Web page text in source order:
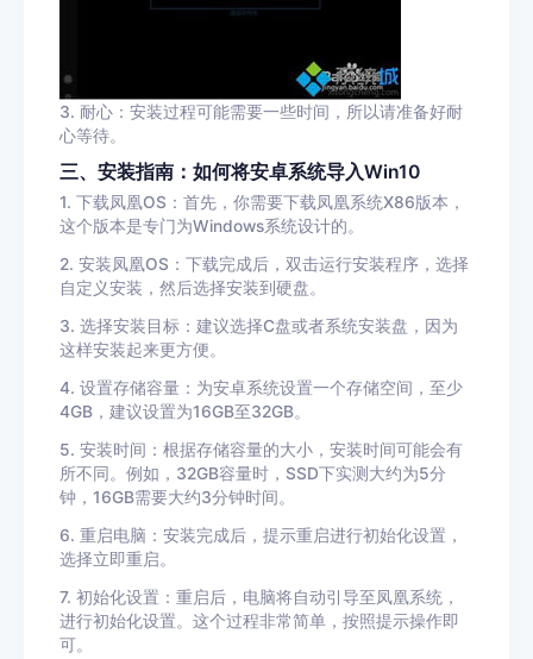
3. 耐心：安装过程可能需要一些时间，所以请准备好耐
心等待。
三、安装指南：如何将安卓系统导入Win10
1. 下载凤凰OS：首先，你需要下载凤凰系统X86版本，
这个版本是专门为Windows系统设计的。
2. 安装凤凰OS：下载完成后，双击运行安装程序，选择
自定义安装，然后选择安装到硬盘。
3. 选择安装目标：建议选择C盘或者系统安装盘，因为
这样安装起来更方便。
4. 设置存储容量：为安卓系统设置一个存储空间，至少
4GB，建议设置为16GB至32GB。
5. 安装时间：根据存储容量的大小，安装时间可能会有
所不同。例如，32GB容量时，SSD下实测大约为5分
钟，16GB需要大约3分钟时间。
6. 重启电脑：安装完成后，提示重启进行初始化设置，
选择立即重启。
7. 初始化设置：重启后，电脑将自动引导至凤凰系统，
进行初始化设置。这个过程非常简单，按照提示操作即
可。